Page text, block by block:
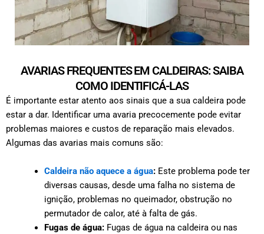
AVARIAS FREQUENTES EM CALDEIRAS: SAIBA
COMO IDENTIFICÁ-LAS
É importante estar atento aos sinais que a sua caldeira pode
estar a dar. Identificar uma avaria precocemente pode evitar
problemas maiores e custos de reparação mais elevados.
Algumas das avarias mais comuns são:
Caldeira não aquece a água: Este problema pode ter
diversas causas, desde uma falha no sistema de
ignição, problemas no queimador, obstrução no
permutador de calor, até à falta de gás.
Fugas de água: Fugas de água na caldeira ou nas